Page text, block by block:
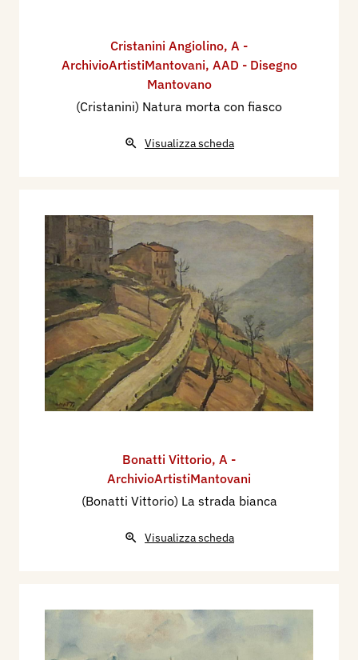
Cristanini Angiolino, A -
ArchivioArtistiMantovani, AAD - Disegno
Mantovano
(Cristanini) Natura morta con fiasco
Visualizza scheda
Bonatti Vittorio, A -
ArchivioArtistiMantovani
(Bonatti Vittorio) La strada bianca
Visualizza scheda